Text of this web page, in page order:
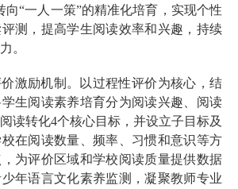
向“一人一策”的精准化培育，实现个性
测，提高学生阅读效率和兴趣，持续
。
价激励机制。以过程性评价为核心，结
生阅读素养培育分为阅读兴趣、阅读
读转化4个核心目标，并设立子目标及
在阅读数量、频率、习惯和意识等方
为评价区域和学校阅读质量提供数据
年语言文化素养监测，凝聚教师专业